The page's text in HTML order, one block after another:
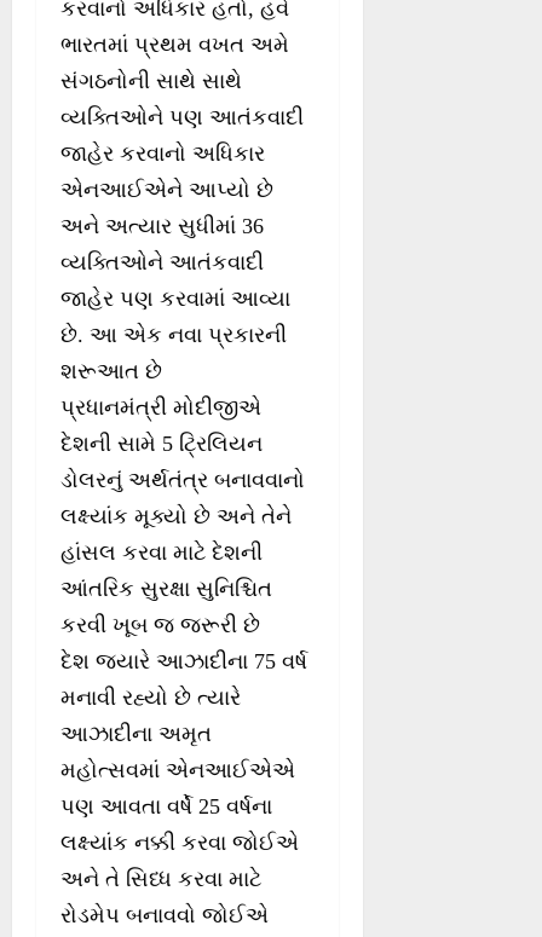
કરવાનો અધિકાર હતો, હવે
ભારતમાં પ્રથમ વખત અમે
સંગઠનોની સાથે સાથે
વ્યક્તિઓને પણ આતંકવાદી
જાહેર કરવાનો અધિકાર
એનઆઈએને આપ્યો છે
અને અત્યાર સુધીમાં 36
વ્યક્તિઓને આતંકવાદી
જાહેર પણ કરવામાં આવ્યા
છે. આ એક નવા પ્રકારની
શરૂઆત છે
પ્રધાનમંત્રી મોદીજીએ
દેશની સામે 5 ટ્રિલિયન
ડોલરનું અર્થતંત્ર બનાવવાનો
લક્ષ્યાંક મૂક્યો છે અને તેને
હાંસલ કરવા માટે દેશની
આંતરિક સુરક્ષા સુનિશ્ચિત
કરવી ખૂબ જ જરૂરી છે
દેશ જ્યારે આઝાદીના 75 વર્ષ
મનાવી રહ્યો છે ત્યારે
આઝાદીના અમૃત
મહોત્સવમાં એનઆઈએએ
પણ આવતા વર્ષે 25 વર્ષના
લક્ષ્યાંક નક્કી કરવા જોઈએ
અને તે સિધ્ધ કરવા માટે
રોડમેપ બનાવવો જોઈએ